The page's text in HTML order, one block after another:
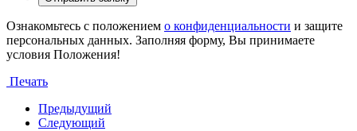
Ознакомьтесь с положением о конфиденциальности и защите
персональных данных. Заполняя форму, Вы принимаете
условия Положения!
Печать
Предыдущий
Следующий